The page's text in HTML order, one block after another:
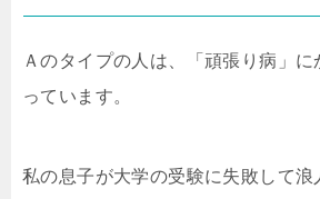
Ａのタイプの人は、「頑張り病」
っています。
私の息子が大学の受験に失敗して浪